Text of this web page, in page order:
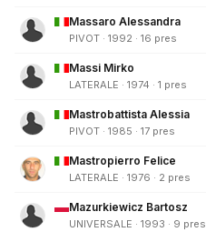
Massaro Alessandra
PIVOT · 1992 · 16 pres
Massi Mirko
LATERALE · 1974 · 1 pres
Mastrobattista Alessia
PIVOT · 1985 · 17 pres
Mastropierro Felice
LATERALE · 1976 · 2 pres
Mazurkiewicz Bartosz
UNIVERSALE · 1993 · 9 pres